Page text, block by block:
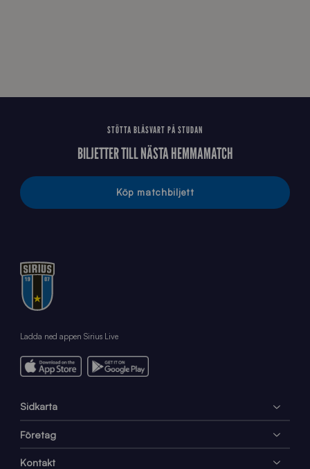
STÖTTA BLÅSVART PÅ STUDAN
BILJETTER TILL NÄSTA HEMMAMATCH
Köp matchbiljett
Ladda ned appen Sirius Live
Sidkarta
Företag
Kontakt